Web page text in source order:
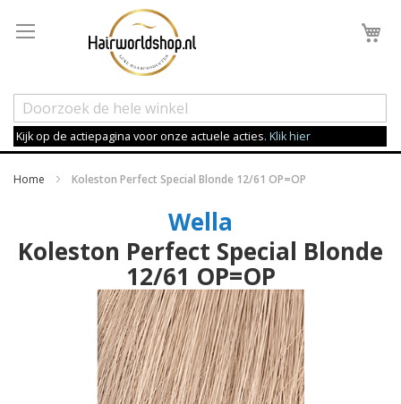
Kijk op de actiepagina voor onze actuele acties. Klik hier
Home Koleston Perfect Special Blonde 12/61 OP=OP
Wella
Koleston Perfect Special Blonde
12/61 OP=OP